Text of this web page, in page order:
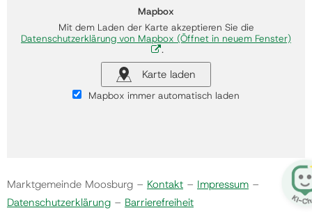
Mapbox
Mit dem Laden der Karte akzeptieren Sie die
Datenschutzerklärung von Mapbox (Öffnet in neuem Fenster)
.
Karte laden
Mapbox immer automatisch laden
Marktgemeinde Moosburg – Kontakt – Impressum –
Datenschutzerklärung – Barrierefreiheit